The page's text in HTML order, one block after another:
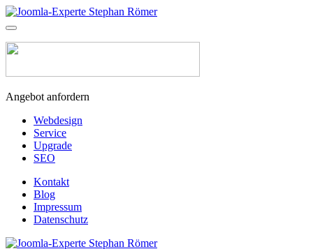
Angebot anfordern
Webdesign
Service
Upgrade
SEO
Kontakt
Blog
Impressum
Datenschutz